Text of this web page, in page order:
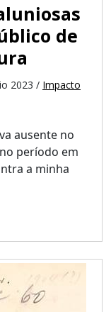
de
2023 / Impacto
ausente no
período em
a minha